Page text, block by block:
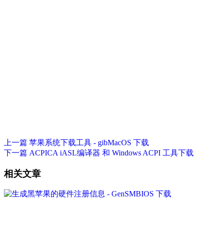
上一篇 苹果系统下载工具 - gibMacOS 下载
下一篇 ACPICA iASL编译器 和 Windows ACPI 工具下载
相关文章